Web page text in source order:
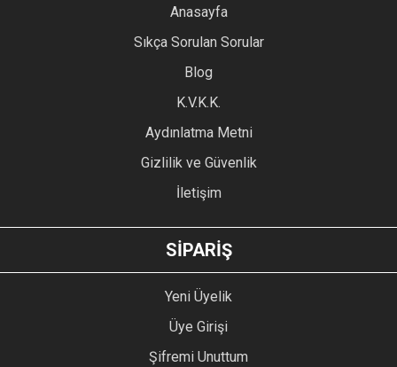
YORUM YAZ
Ürün resmi kalitesiz, bozuk veya görüntülenemiyor.
Ürün açıklamasında eksik bilgiler bulunuyor.
Ürün bilgilerinde hatalar bulunuyor.
Ürün fiyatı diğer sitelerden daha pahalı.
GÖNDER
Anasayfa
Sıkça Sorulan Sorular
Blog
K.V.K.K.
Aydınlatma Metni
Gizlilik ve Güvenlik
İletişim
SİPARİŞ
Yeni Üyelik
Üye Girişi
Şifremi Unuttum